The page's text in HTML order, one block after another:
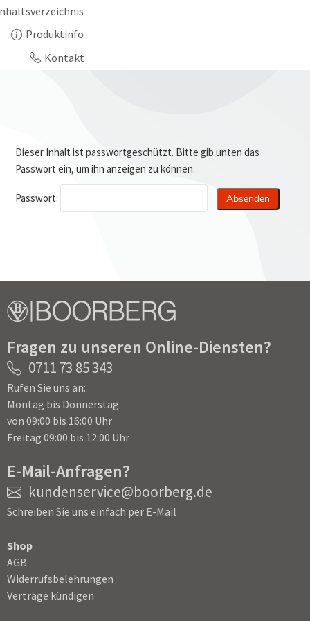
Produktinfo
Kontakt
Dieser Inhalt ist passwortgeschützt. Bitte gib unten das
Passwort ein, um ihn anzeigen zu können.
Passwort:
Fragen zu unseren Online-Diensten?
0711 73 85 343
Rufen Sie uns an:
Montag bis Donnerstag
von 09:00 bis 16:00 Uhr
Freitag 09:00 bis 12:00 Uhr
E-Mail-Anfragen?
kundenservice@boorberg.de
Schreiben Sie uns einfach per E-Mail
Shop
AGB
Widerrufsbelehrungen
Verträge kündigen